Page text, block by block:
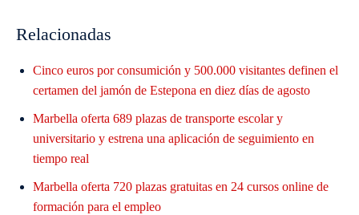
Relacionadas
Cinco euros por consumición y 500.000 visitantes definen el
certamen del jamón de Estepona en diez días de agosto
Marbella oferta 689 plazas de transporte escolar y
universitario y estrena una aplicación de seguimiento en
tiempo real
Marbella oferta 720 plazas gratuitas en 24 cursos online de
formación para el empleo